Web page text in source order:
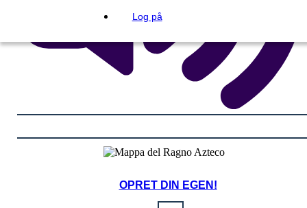
Log på
OPRET DIN EGEN!